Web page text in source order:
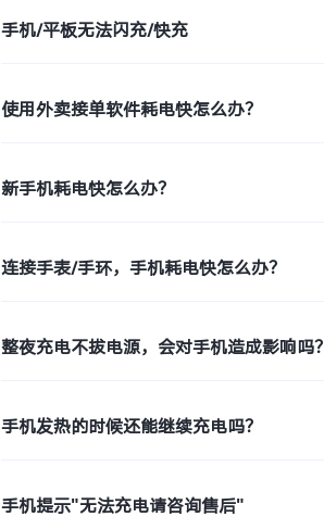
手机/平板无法闪充/快充
使用外卖接单软件耗电快怎么办？
新手机耗电快怎么办？
连接手表/手环，手机耗电快怎么办？
整夜充电不拔电源，会对手机造成影响吗？
手机发热的时候还能继续充电吗？
手机提示"无法充电请咨询售后"